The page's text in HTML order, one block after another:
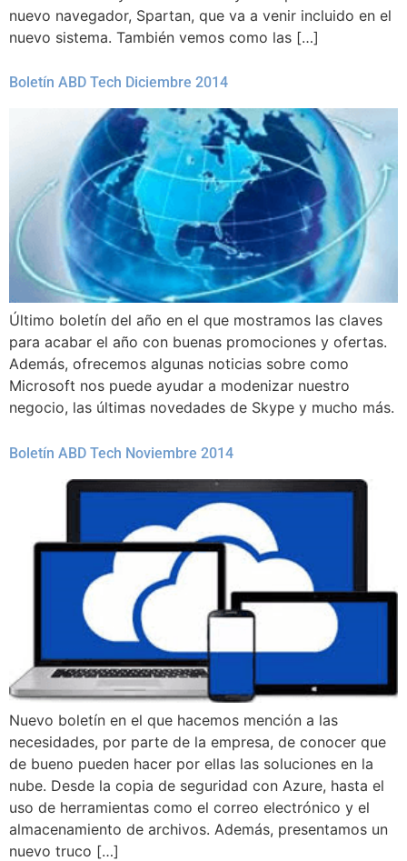
nuevo navegador, Spartan, que va a venir incluido en el
nuevo sistema. También vemos como las […]
Boletín ABD Tech Diciembre 2014
Último boletín del año en el que mostramos las claves
para acabar el año con buenas promociones y ofertas.
Además, ofrecemos algunas noticias sobre como
Microsoft nos puede ayudar a modenizar nuestro
negocio, las últimas novedades de Skype y mucho más.
Boletín ABD Tech Noviembre 2014
Nuevo boletín en el que hacemos mención a las
necesidades, por parte de la empresa, de conocer que
de bueno pueden hacer por ellas las soluciones en la
nube. Desde la copia de seguridad con Azure, hasta el
uso de herramientas como el correo electrónico y el
almacenamiento de archivos. Además, presentamos un
nuevo truco […]